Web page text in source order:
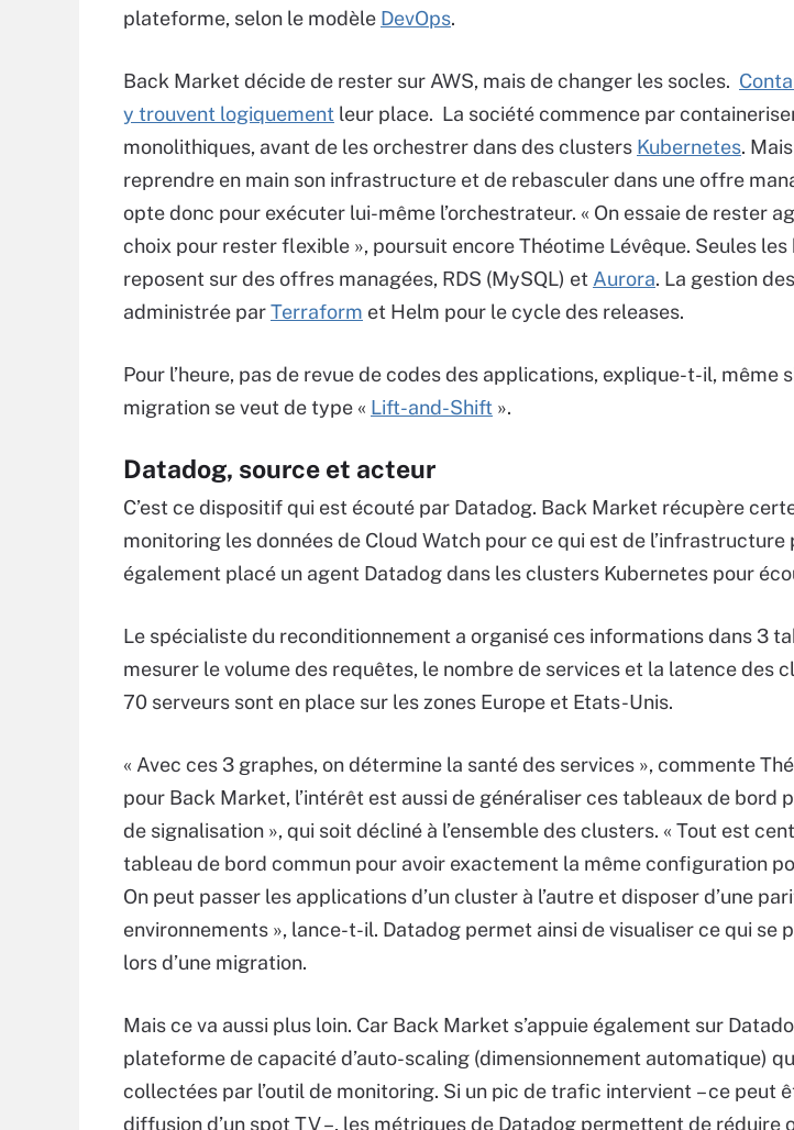
plateforme, selon le modèle DevOps.
Back Market décide de rester sur AWS, mais de changer les socles.
y trouvent logiquement leur place. La société commence par
monolithiques, avant de les orchestrer dans des clusters Kubernetes.
reprendre en main son infrastructure et de rebasculer dans une offre
opte donc pour exécuter lui-même l’orchestrateur. « On essaie de rester
choix pour rester flexible », poursuit encore Théotime Lévêque. Seules les
reposent sur des offres managées, RDS (MySQL) et Aurora. La gestion
administrée parTerraform et Helm pour le cycle des releases.
Pour l’heure, pas de revue de codes des applications, explique-t-il, même
migration se veut de type « Lift-and-Shift ».
Datadog, source et acteur
C’est ce dispositif qui est écouté par Datadog. Back Market récupère
monitoring les données de Cloud Watch pour ce qui est de l’infrastructure
également placé un agent Datadog dans les clusters Kubernetes pour
Le spécialiste du reconditionnement a organisé ces informations dans 3
mesurer le volume des requêtes, le nombre de services et la latence des
70 serveurs sont en place sur les zones Europe et Etats-Unis.
« Avec ces 3 graphes, on détermine la santé des services », commente
pour Back Market, l’intérêt est aussi de généraliser ces tableaux de bord
de signalisation », qui soit décliné à l’ensemble des clusters. « Tout est
tableau de bord commun pour avoir exactement la même configuration
On peut passer les applications d’un cluster à l’autre et disposer d’une
environnements », lance-t-il. Datadog permet ainsi de visualiser ce qui se
lors d’une migration.
Mais ce va aussi plus loin. Car Back Market s’appuie également sur
plateforme de capacité d’auto-scaling (dimensionnement automatique)
collectées par l’outil de monitoring. Si un pic de trafic intervient – ce peut
diffusion d’un spot TV –, les métriques de Datadog permettent de réduire